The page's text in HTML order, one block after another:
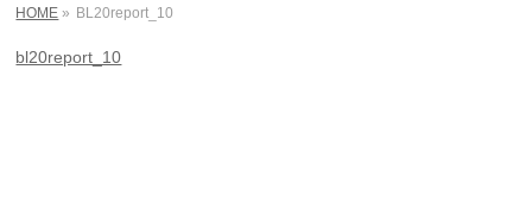
HOME » BL20report_10
bl20report_10